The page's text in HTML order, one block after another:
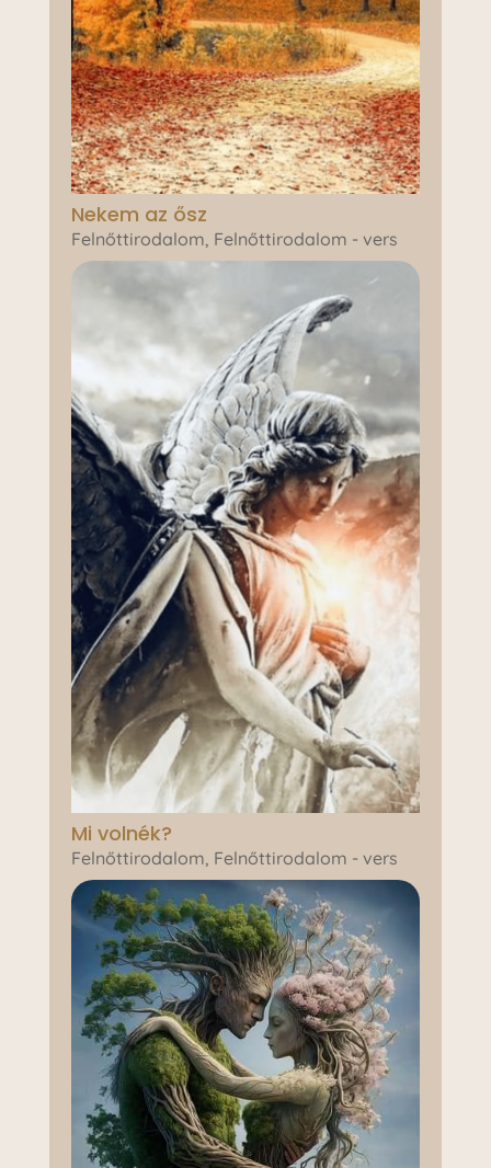
Nekem az ősz
Felnőttirodalom, Felnőttirodalom - vers
Mi volnék?
Felnőttirodalom, Felnőttirodalom - vers